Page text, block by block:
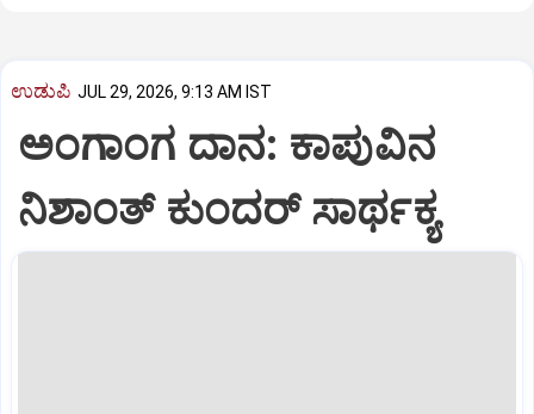
ಉಡುಪಿ JUL 29, 2026, 9:13 AM IST
ಅಂಗಾಂಗ ದಾನ: ಕಾಪುವಿನ
ನಿಶಾಂತ್‌ ಕುಂದರ್‌ ಸಾರ್ಥಕ್ಯ